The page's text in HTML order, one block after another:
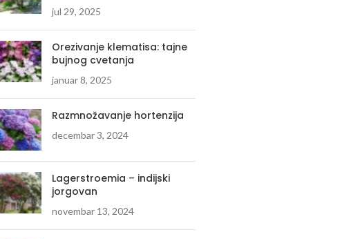
jul 29, 2025
Orezivanje klematisa: tajne
bujnog cvetanja
januar 8, 2025
Razmnožavanje hortenzija
decembar 3, 2024
Lagerstroemia – indijski
jorgovan
novembar 13, 2024